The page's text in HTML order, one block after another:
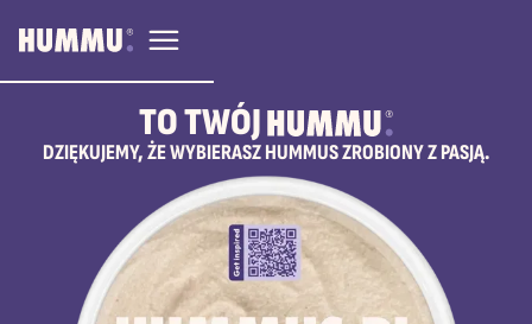
TO TWÓJHUMMU.
DZIĘKUJEMY, ŻE WYBIERASZ HUMMUS ZROBIONY Z PASJĄ.